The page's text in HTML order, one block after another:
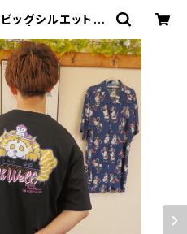
グシルエットポ